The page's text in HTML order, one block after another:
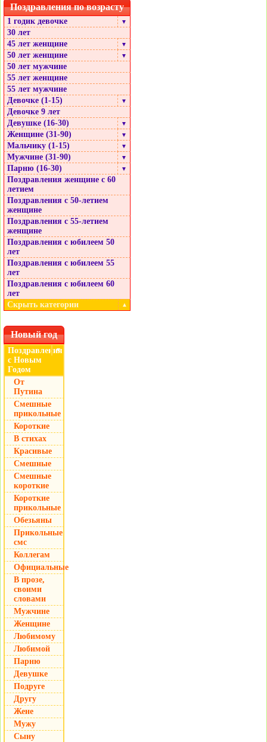
Поздравления по возрасту
1 годик девочке ▼
30 лет
45 лет женщине
▼
50 лет женщине ▼
50 лет мужчине
55 лет женщине
55 лет мужчине
Девочке (1-15)
▼
Девочке 9 лет
Девушке (16-30)
▼
Женщине (31-90) ▼
Мальчику (1-15) ▼
Мужчине (31-90) ▼
Парню (16-30) ▼
Поздравления женщине с 60
летием
Поздравления с 50-летием
женщине
Поздравления с 55-летием
женщине
Поздравления с юбилеем 50
лет
Поздравления с юбилеем 55
лет
Поздравления с юбилеем 60
лет
Скрыть категории
▲
Новый год
Поздравления
с Новым
Годом
▼
От
Путина
Смешные
прикольные
Короткие
В стихах
Красивые
Смешные
Смешные
короткие
Короткие
прикольные
Обезьяны
Прикольные
смс
Коллегам
Официальные
В прозе,
своими
словами
Мужчине
Женщине
Любимому
Любимой
Парню
Девушке
Подруге
Другу
Жене
Мужу
Сыну